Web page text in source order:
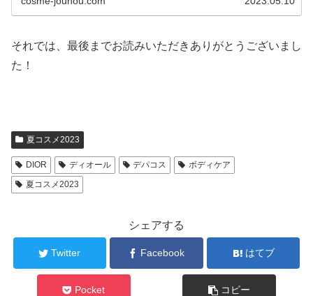
それでは、最後までお読みいただきありがとうございまし
た！
夏コスメ2023
DIOR ディオール デパコス
ボディケア
夏コスメ2023
シェアする
Twitter Facebook はてブ
Pocket コピー